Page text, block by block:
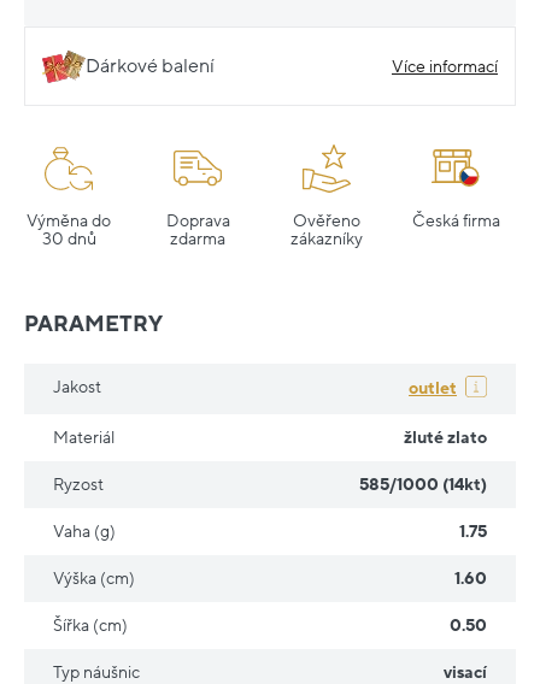
Dárkové balení Více informací
Výměna do
30 dnů
Doprava
zdarma
Ověřeno
zákazníky
Česká firma
PARAMETRY
Jakost outlet
Materiál žluté zlato
Ryzost 585/1000 (14kt)
Vaha (g) 1.75
Výška (cm) 1.60
Šířka (cm) 0.50
Typ náušnic visací